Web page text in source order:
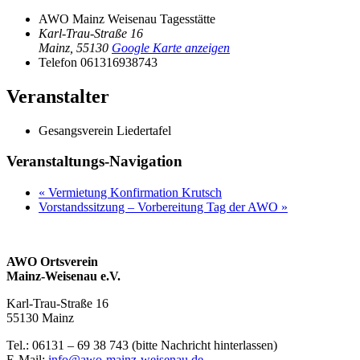
AWO Mainz Weisenau Tagesstätte
Karl-Trau-Straße 16
Mainz 55130 Google Karte anzeigen
Telefon 061316938743
Veranstalter
Gesangsverein Liedertafel
Veranstaltungs-Navigation
« Vermietung Konfirmation Krutsch
Vorstandssitzung – Vorbereitung Tag der AWO »
AWO Ortsverein
Mainz-Weisenau e.V.
Karl-Trau-Straße 16
55130 Mainz
Tel.: 06131 – 69 38 743 (bitte Nachricht hinterlassen)